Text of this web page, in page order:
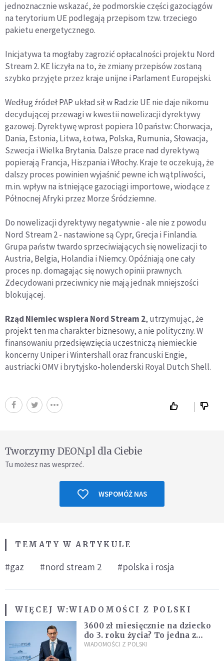
jednoznacznie wskazać, że podmorskie części gazociągów
na terytorium UE podlegają przepisom tzw. trzeciego
pakietu energetycznego.
Inicjatywa ta mogłaby zagrozić opłacalności projektu Nord
Stream 2. KE liczyła na to, że zmiany przepisów zostaną
szybko przyjęte przez kraje unijne i Parlament Europejski.
Według źródeł PAP układ sił w Radzie UE nie daje nikomu
decydującej przewagi w kwestii nowelizacji dyrektywy
gazowej. Dyrektywę wprost popiera 10 państw: Chorwacja,
Dania, Estonia, Litwa, Łotwa, Polska, Rumunia, Słowacja,
Szwecja i Wielka Brytania. Dalsze prace nad dyrektywą
popierają Francja, Hiszpania i Włochy. Kraje te oczekują, że
dalszy proces powinien wyjaśnić pewne ich wątpliwości,
m.in. wpływ na istniejące gazociągi importowe, wiodące z
Północnej Afryki przez Morze Śródziemne.
Do nowelizacji dyrektywy negatywnie - ale nie z powodu
Nord Stream 2 - nastawione są Cypr, Grecja i Finlandia.
Grupa państw twardo sprzeciwiających się nowelizacji to
Austria, Belgia, Holandia i Niemcy. Opóźniają one cały
proces np. domagając się nowych opinii prawnych.
Zdecydowani przeciwnicy nie mają jednak mniejszości
blokującej.
Rząd Niemiec wspiera Nord Stream 2, utrzymując, że
projekt ten ma charakter biznesowy, a nie polityczny. W
finansowaniu przedsięwzięcia uczestniczą niemieckie
koncerny Uniper i Wintershall oraz francuski Engie,
austriacki OMV i brytyjsko-holenderski Royal Dutch Shell.
Tworzymy DEON.pl dla Ciebie
Tu możesz nas wesprzeć.
WSPOMÓŻ NAS
TEMATY W ARTYKULE
#gaz #nord stream 2 #polska i rosja
WIĘCEJ W:WIADOMOŚCI Z POLSKI
3600 zł miesięcznie na dziecko
do 3. roku życia? To jedna z
propozycji programu "Rozwój
WIADOMOŚCI Z POLSKI